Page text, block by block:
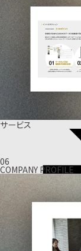
サービス
06
COMPANY PROFILE